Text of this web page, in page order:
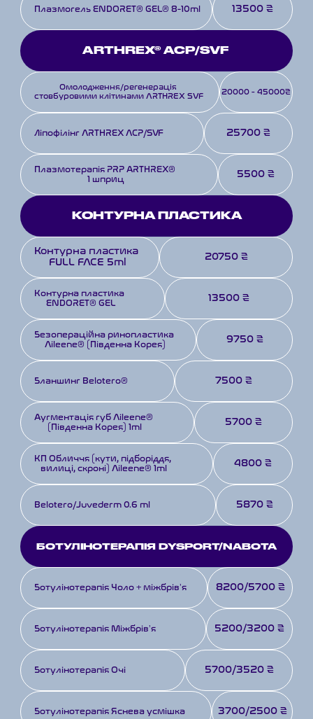
Плазмогель ENDORET® GEL® 8-10ml 13500 ₴
ARTHREX® ACP/SVF
Омолодження/регенерація
cтовбуровими клітинами ARTHREX SVF
20000 - 45000₴
Ліпофілінг ARTHREX ACP/SVF 25700 ₴
Плазмотерапія PRP АRTHREX®
1 шприц
5500 ₴
КОНТУРНА ПЛАСТИКА
Контурна пластика
FULL FACE 5ml
20750 ₴
Контурна пластика
ENDORET® GEL
13500 ₴
Безопераційна ринопластика
Aileene® (Південна Корея)
9750 ₴
Бланшинг Belotero® 7500 ₴
Аугментація губ Aileene®
(Південна Корея) 1ml
5700 ₴
КП Обличчя (кути, підборіддя,
вилиці, скроні) Aileene® 1ml
4800 ₴
Belotero/Juvederm 0.6 ml 5870 ₴
БОТУЛІНОТЕРАПІЯ DYSPORT/NABOTA
Ботулінотерапія Чоло + міжбрівʼя 8200/5700 ₴
Ботулінотерапія Міжбрівʼя 5200/3200 ₴
Ботулінотерапія Очі 5700/3520 ₴
Ботулінотерапія Яснева усмішка 3700/2500 ₴